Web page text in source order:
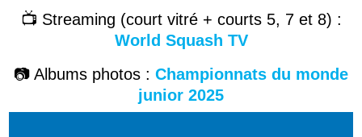
📺 Streaming (court vitré + courts 5, 7 et 8) :
World Squash TV
📷 Albums photos : Championnats du monde
junior 2025